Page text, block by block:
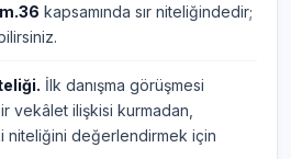
kapsamında sır niteliğindedir;
İlk danışma görüşmesi
vekâlet ilişkisi kurmadan,
niteliğini değerlendirmek için